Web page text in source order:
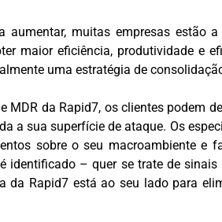
muitas empresas estão a
maior eficiência, produtividade e
uma estratégia de
MDR da Rapid7, os clientes podem
a sua superfície de ataque. Os
sobre o seu macroambiente e
identificado – quer se trate de sinais
da Rapid7 está ao seu lado para